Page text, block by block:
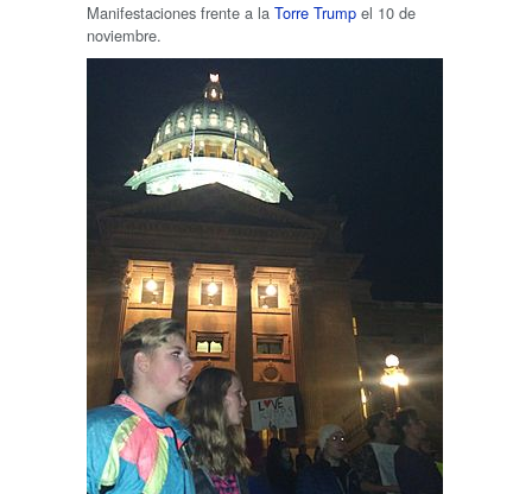
Manifestaciones frente a la Torre Trump el 10 de
noviembre.